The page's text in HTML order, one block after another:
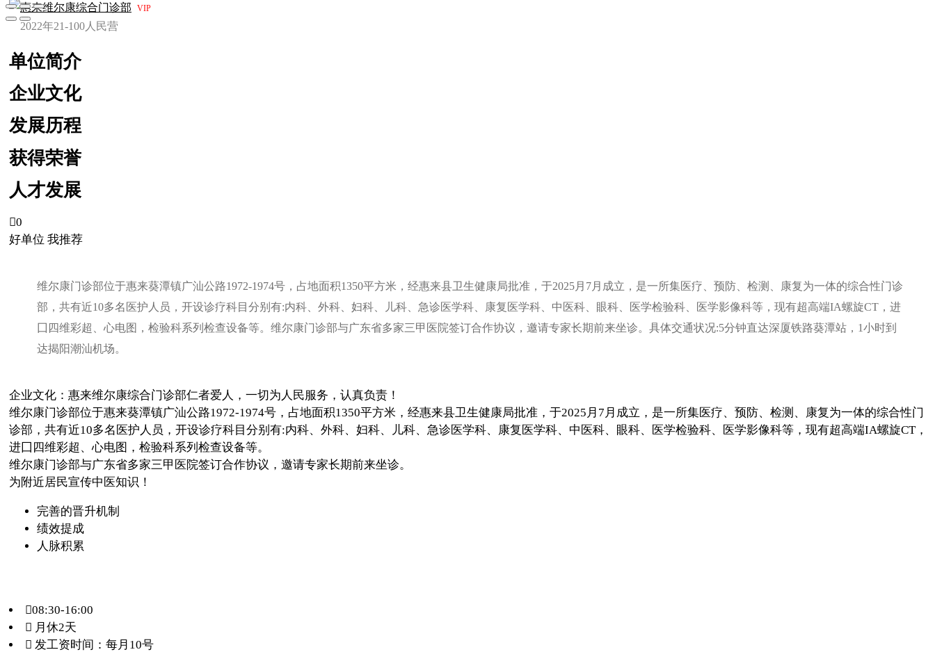
惠来维尔康综合门诊部
VIP
2022年21-100人 民营
单位简介
企业文化
发展历程
获得荣誉
人才发展
0
好单位 我推荐
维尔康门诊部位于惠来葵潭镇广汕公路1972-1974号，占地面积1350平方米，经惠来县卫生健康局批准，于2025月7月成立，是一所集医疗、预防、检测、康复为一体的综合性门诊
部，共有近10多名医护人员，开设诊疗科目分别有:内科、外科、妇科、儿科、急诊医学科、康复医学科、中医科、眼科、医学检验科、医学影像科等，现有超高端IA螺旋CT，进
囗四维彩超、心电图，检验科系列检查设备等。维尔康门诊部与广东省多家三甲医院签订合作协议，邀请专家长期前来坐诊。具体交通状况:5分钟直达深厦铁路葵潭站，1小时到
达揭阳潮汕机场。
企业文化：惠来维尔康综合门诊部仁者爱人，一切为人民服务，认真负责！
维尔康门诊部位于惠来葵潭镇广汕公路1972-1974号，占地面积1350平方米，经惠来县卫生健康局批准，于2025月7月成立，是一所集医疗、预防、检测、康复为一体的综合性门
诊部，共有近10多名医护人员，开设诊疗科目分别有:内科、外科、妇科、儿科、急诊医学科、康复医学科、中医科、眼科、医学检验科、医学影像科等，现有超高端IA螺旋CT，
进囗四维彩超、心电图，检验科系列检查设备等。
维尔康门诊部与广东省多家三甲医院签订合作协议，邀请专家长期前来坐诊。
为附近居民宣传中医知识！
完善的晋升机制
绩效提成
人脉积累
08:30-16:00
 月休2天
 发工资时间：每月10号